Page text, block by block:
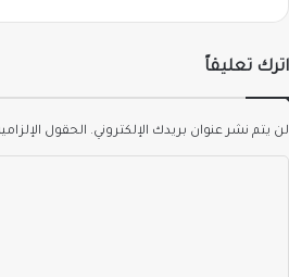
اترك تعليقاً
لن يتم نشر عنوان بريدك الإلكتروني. الحقول